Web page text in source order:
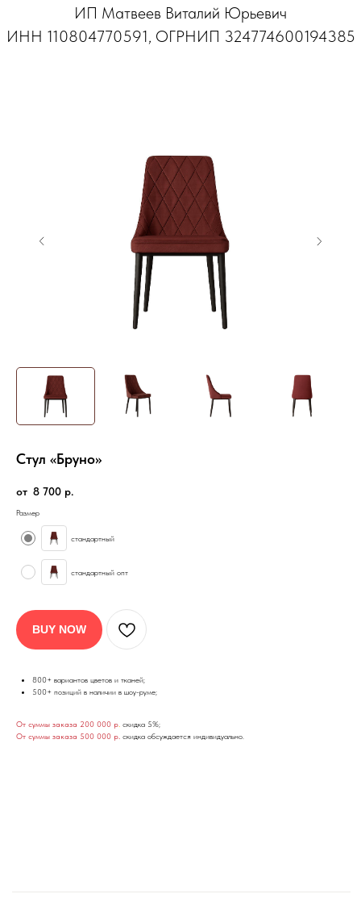
Стул «Бруно»
8 700 р.
Размер
стандартный
стандартный опт
BUY NOW
800+ вариантов цветов и тканей;
500+ позиций в наличии в шоу-руме;
От суммы заказа 200 000 р скидка 5%;
От суммы заказа 500 000 р. скидка обсуждается индивидуально.